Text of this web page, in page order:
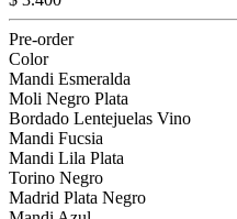
Pre-order
Color
Mandi Esmeralda
Moli Negro Plata
Bordado Lentejuelas Vino
Mandi Fucsia
Mandi Lila Plata
Torino Negro
Madrid Plata Negro